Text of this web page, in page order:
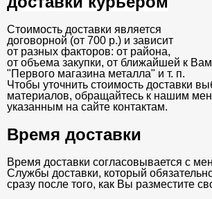
Стоимость доставки является
договорной (от 700 р.) и зависит
от разных факторов: от района,
от объема закупки, от ближайшей к
"Первого магазина металла" и т. п.
Чтобы уточнить стоимость доставки
материалов, обращайтесь к нашим
указанным на сайте контактам.
Время доставки
Время доставки согласовывается с
Службы доставки, который
сразу после того, как Вы разместите